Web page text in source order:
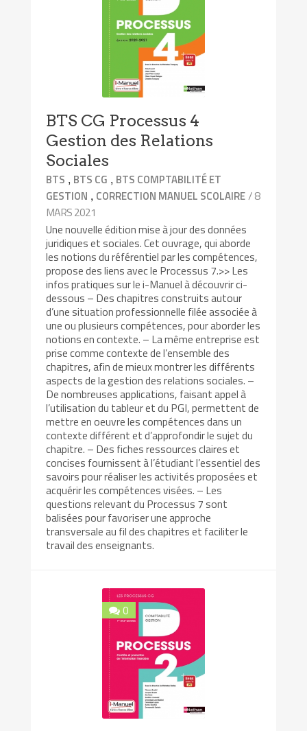
BTS CG Processus 4
Gestion des Relations
Sociales
BTS , BTS CG , BTS COMPTABILITÉ ET
GESTION , CORRECTION MANUEL SCOLAIRE/ 8
MARS 2021
Une nouvelle édition mise à jour des données
juridiques et sociales. Cet ouvrage, qui aborde
les notions du référentiel par les compétences,
propose des liens avec le Processus 7.>> Les
infos pratiques sur le i-Manuel à découvrir ci-
dessous – Des chapitres construits autour
d’une situation professionnelle filée associée à
une ou plusieurs compétences, pour aborder les
notions en contexte. – La même entreprise est
prise comme contexte de l’ensemble des
chapitres, afin de mieux montrer les différents
aspects de la gestion des relations sociales. –
De nombreuses applications, faisant appel à
l’utilisation du tableur et du PGI, permettent de
mettre en oeuvre les compétences dans un
contexte différent et d’approfondir le sujet du
chapitre. – Des fiches ressources claires et
concises fournissent à l’étudiant l’essentiel des
savoirs pour réaliser les activités proposées et
acquérir les compétences visées. – Les
questions relevant du Processus 7 sont
balisées pour favoriser une approche
transversale au fil des chapitres et faciliter le
travail des enseignants.
0